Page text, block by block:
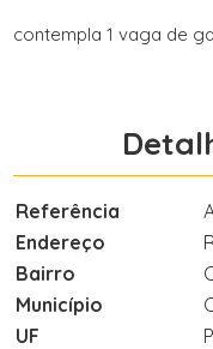
contempla 1 vaga de
Referência
Endereço
Bairro
Município
UF